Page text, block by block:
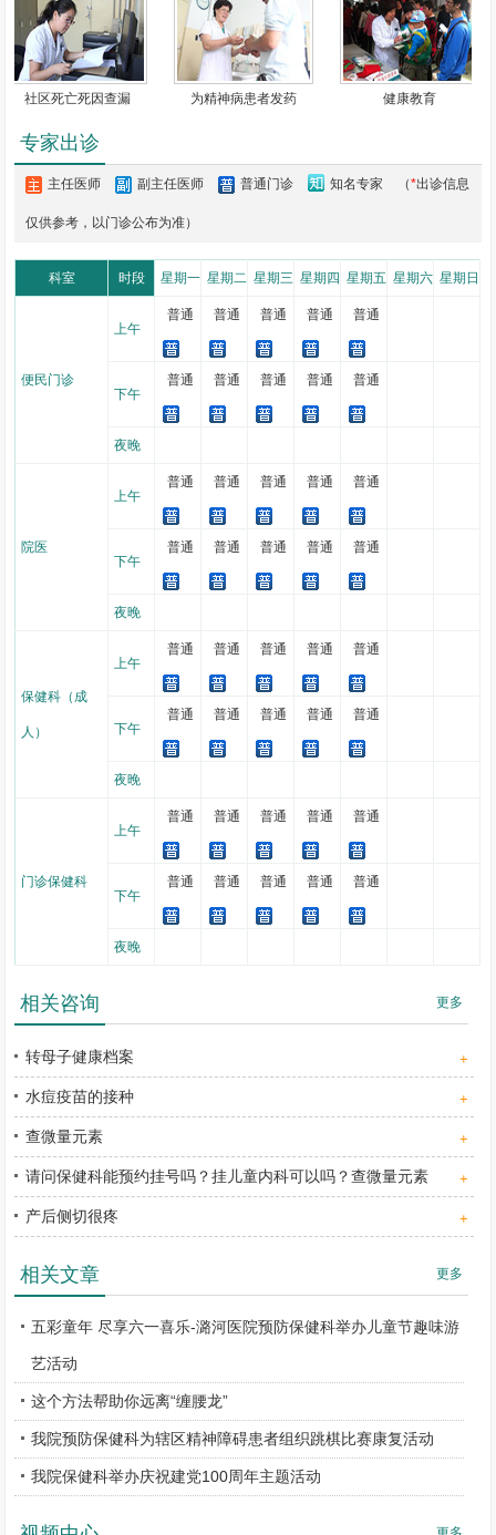
院1号楼（帅府园二期9号底商）。
温馨提示：
1.成人自费疫苗（18周岁及以上）接种如乙肝疫苗、HPV（宫颈
预防保健科咨询电话：
2.产后42-60天新生儿到潞河医院儿科门诊复查。
社区死亡死因查漏 为精神病患者发药 健康教育
专家出诊
主任医师 副主任医师 普通门诊 知名专家 （*出诊信息
仅供参考，以门诊公布为准）
科室 时段 星期一 星期二 星期三 星期四 星期五 星期六 星期日
便民门诊
上午
普通 普通 普通 普通 普通
下午
普通 普通 普通 普通 普通
夜晚
院医
上午
普通 普通 普通 普通 普通
下午
普通 普通 普通 普通 普通
夜晚
保健科（成
人）
上午
普通 普通 普通 普通 普通
下午
普通 普通 普通 普通 普通
夜晚
门诊保健科
上午
普通 普通 普通 普通 普通
下午
普通 普通 普通 普通 普通
夜晚
相关咨询 更多
转母子健康档案 +
水痘疫苗的接种 +
查微量元素 +
请问保健科能预约挂号吗？挂儿童内科可以吗？查微量元素 +
产后侧切很疼 +
更多
相关文章
五彩童年 尽享六一喜乐-潞河医院预防保健科举办儿童节趣味游
艺活动
这个方法帮助你远离“缠腰龙”
我院预防保健科为辖区精神障碍患者组织跳棋比赛康复活动
我院保健科举办庆祝建党100周年主题活动